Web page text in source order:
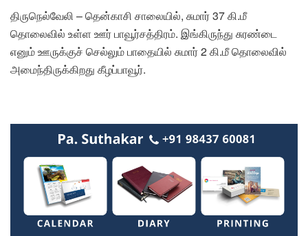
திருநெல்வேலி – தென்காசி சாலையில், சுமார் 37 கி.மீ
தொலைவில் உள்ள ஊர் பாவூர்சத்திரம். இங்கிருந்து சுரண்டை
எனும் ஊருக்குச் செல்லும் பாதையில் சுமார் 2 கி.மீ தொலைவில்
அமைந்திருக்கிறது கீழப்பாவூர்.